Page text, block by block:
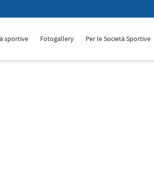
sportive Fotogallery Per le Società Sportive